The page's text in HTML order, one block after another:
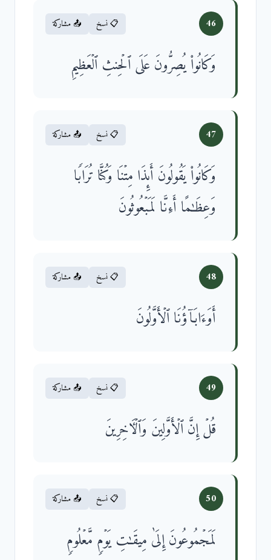
46 📋 نسخ 📤 مشاركة
وَكَانُوا۟ یُصِرُّونَ عَلَى ٱلۡحِنثِ ٱلۡعَظِیمِ
47 📋 نسخ 📤 مشاركة
وَكَانُوا۟ یَقُولُونَ أَىِٕذَا مِتۡنَا وَكُنَّا تُرَابࣰا
وَعِظَـٰمًا أَءِنَّا لَمَبۡعُوثُونَ
48 📋 نسخ 📤 مشاركة
أَوَءَابَاۤؤُنَا ٱلۡأَوَّلُونَ
49 📋 نسخ 📤 مشاركة
قُلۡ إِنَّ ٱلۡأَوَّلِینَ وَٱلۡـَٔاخِرِینَ
50 📋 نسخ 📤 مشاركة
لَمَجۡمُوعُونَ إِلَىٰ مِیقَـٰتِ یَوۡمࣲ مَّعۡلُومࣲ